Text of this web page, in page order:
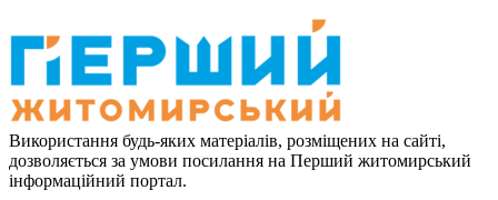
Використання будь-яких матеріалів, розміщених на сайті,
дозволяється за умови посилання на Перший житомирський
інформаційний портал.